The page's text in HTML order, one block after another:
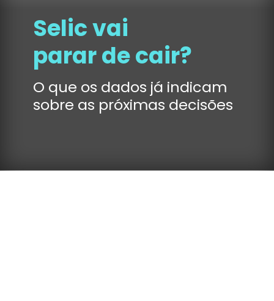
Selic vai
parar de cair?
O que os dados já indicam
sobre as próximas decisões